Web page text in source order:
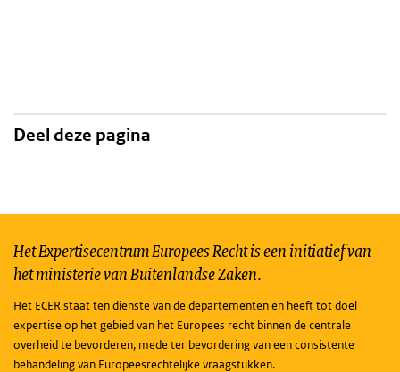
Deel deze pagina
Het Expertisecentrum Europees Recht is een initiatief van
het ministerie van Buitenlandse Zaken.
Het ECER staat ten dienste van de departementen en heeft tot doel
expertise op het gebied van het Europees recht binnen de centrale
overheid te bevorderen, mede ter bevordering van een consistente
behandeling van Europeesrechtelijke vraagstukken.